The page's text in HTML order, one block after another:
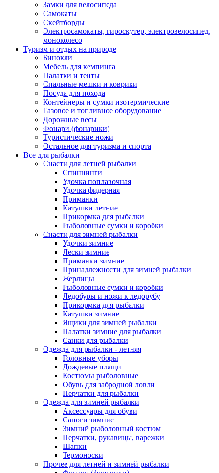
Замки для велосипеда
Самокаты
Скейтборды
Электросамокаты, гироскутер, электровелосипед,
моноколесо
Туризм и отдых на природе
Бинокли
Мебель для кемпинга
Палатки и тенты
Спальные мешки и коврики
Посуда для похода
Контейнеры и сумки изотермические
Газовое и топливное оборудование
Дорожные весы
Фонари (фонарики)
Туристические ножи
Остальное для туризма и спорта
Все для рыбалки
Снасти для летней рыбалки
Спиннинги
Удочка поплавочная
Удочка фидерная
Приманки
Катушки летние
Прикормка для рыбалки
Рыболовные сумки и коробки
Снасти для зимней рыбалки
Удочки зимние
Лески зимние
Приманки зимние
Принадлежности для зимней рыбалки
Жерлицы
Рыболовные сумки и коробки
Ледобуры и ножи к ледорубу
Прикормка для рыбалки
Катушки зимние
Ящики для зимней рыбалки
Палатки зимние для рыбалки
Санки для рыбалки
Одежда для рыбалки - летняя
Головные уборы
Дождевые плащи
Костюмы рыболовные
Обувь для забродной ловли
Перчатки для рыбалки
Одежда для зимней рыбалки
Аксессуары для обуви
Сапоги зимние
Зимний рыболовный костюм
Перчатки, рукавицы, варежки
Шапки
Термоноски
Прочее для летней и зимней рыбалки